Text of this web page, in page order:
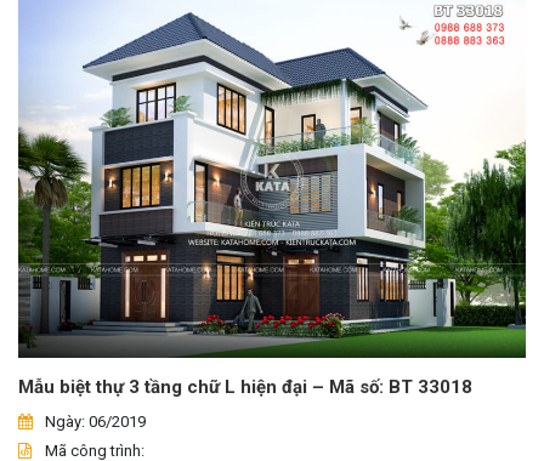
Mẫu biệt thự 3 tầng chữ L hiện đại – Mã số: BT 33018
Ngày: 06/2019
Mã công trình: